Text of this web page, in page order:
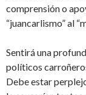
comprensión o
“juancarlismo” al
Sentirá una
políticos
Debe estar